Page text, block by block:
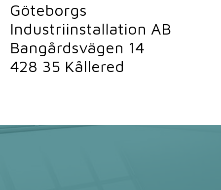
Göteborgs
Industriinstallation AB
Bangårdsvägen 14
428 35 Kållered